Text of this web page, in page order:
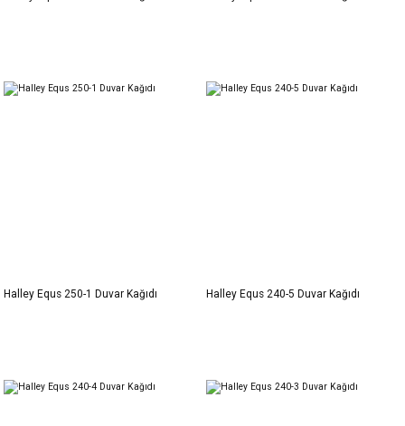
Halley Equs 250-1 Duvar Kağıdı Halley Equs 240-5 Duvar Kağıdı